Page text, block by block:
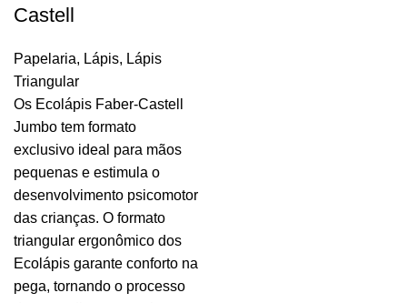
Castell
Papelaria, Lápis, Lápis
Triangular
Os Ecolápis Faber-Castell
Jumbo tem formato
exclusivo ideal para mãos
pequenas e estimula o
desenvolvimento psicomotor
das crianças. O formato
triangular ergonômico dos
Ecolápis garante conforto na
pega, tornando o processo